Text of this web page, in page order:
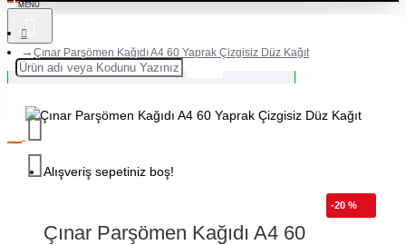
Alışveriş sepetiniz boş!
Çınar Parşömen Kağıdı A4 60 Yaprak Çizgisiz Düz Kağıt
-20 %
Çınar Parşömen Kağıdı A4 60